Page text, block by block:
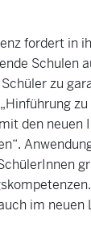
fordert in
Schulen
zu
den neuen
im neuen